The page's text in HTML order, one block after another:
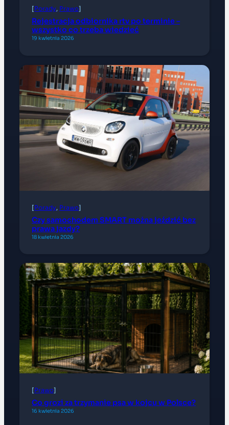
[Porady, Prawo]
Rejestracja odbiornika rtv po terminie –
wszystko co trzeba wiedzieć
19 kwietnia 2026
[Porady, Prawo]
Czy samochodem SMART można jeździć bez
prawa jazdy?
18 kwietnia 2026
[Prawo]
Co grozi za trzymanie psa w kojcu w Polsce?
16 kwietnia 2026